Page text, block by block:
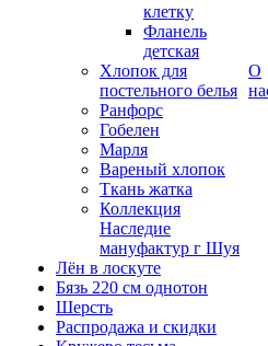
клетку
Фланель
детская
Хлопок для
постельного белья
Ранфорс
Гобелен
Марля
Вареный хлопок
Ткань жатка
Коллекция
Наследие
мануфактур г Шуя
Лён в лоскуте
Бязь 220 см однотон
Шерсть
Распродажа и скидки
О